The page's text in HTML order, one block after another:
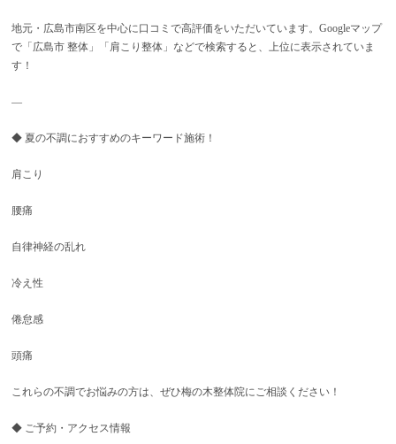
地元・広島市南区を中心に口コミで高評価をいただいています。Googleマップ
で「広島市 整体」「肩こり整体」などで検索すると、上位に表示されていま
す！
—
◆ 夏の不調におすすめのキーワード施術！
肩こり
腰痛
自律神経の乱れ
冷え性
倦怠感
頭痛
これらの不調でお悩みの方は、ぜひ梅の木整体院にご相談ください！
◆ ご予約・アクセス情報